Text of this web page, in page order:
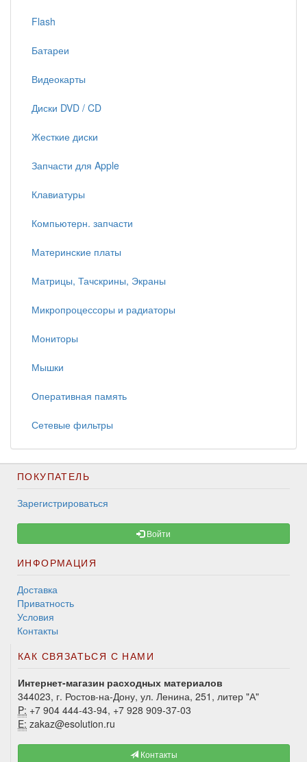
Flash
Батареи
Видеокарты
Диски DVD / CD
Жесткие диски
Запчасти для Apple
Клавиатуры
Компьютерн. запчасти
Материнские платы
Матрицы, Тачскрины, Экраны
Микропроцессоры и радиаторы
Мониторы
Мышки
Оперативная память
Сетевые фильтры
ПОКУПАТЕЛЬ
Зарегистрироваться
Войти
ИНФОРМАЦИЯ
Доставка
Приватность
Условия
Контакты
КАК СВЯЗАТЬСЯ С НАМИ
Интернет-магазин расходных материалов
344023, г. Ростов-на-Дону, ул. Ленина, 251, литер "А"
P: +7 904 444-43-94, +7 928 909-37-03
E: zakaz@esolution.ru
Контакты